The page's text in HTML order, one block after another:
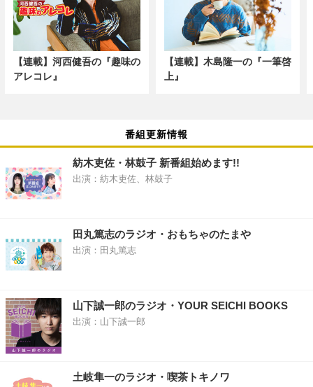
【連載】河西健吾の『趣味の
アレコレ』
【連載】木島隆一の『一筆啓
上』
番組更新情報
紡木吏佐・林鼓子 新番組始めます!!
出演：紡木吏佐、林鼓子
田丸篤志のラジオ・おもちゃのたまや
出演：田丸篤志
山下誠一郎のラジオ・YOUR SEICHI BOOKS
出演：山下誠一郎
土岐隼一のラジオ・喫茶トキノワ